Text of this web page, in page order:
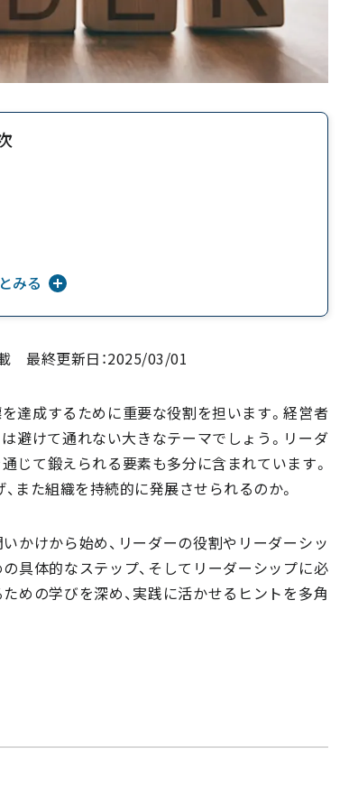
みる
最終更新日：2025/03/01
達成するために重要な役割を担います。経営者
避けて通れない大きなテーマでしょう。リーダ
じて鍛えられる要素も多分に含まれています。
また組織を持続的に発展させられるのか。
かけから始め、リーダーの役割やリーダーシッ
具体的なステップ、そしてリーダーシップに必
めの学びを深め、実践に活かせるヒントを多角